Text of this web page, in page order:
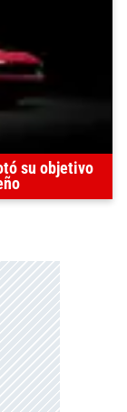
su objetivo